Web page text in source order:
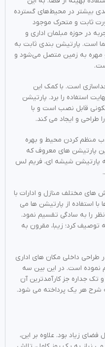
بیشتر در محیط‌‌های گسترده
ثابت و متحرک موجود
با ۲۸ سال تجربه در حوزه مبلمان اداری و
است. پارتیشن بندی ثابت به
به زمین متصل ‌‌می‌شود و
است. با کمک این
استفاده را برد. پارتیشن
قابل نصب است و با
طراحی و ایجاد می کند.
منظم کردن محیط و بهره
پارتیشن های معروف که
پارتیشن شیشه ای، فریم لس
مختلف منازل و ادارات با
با استفاده از پارتیشن ها می
را به سادگی تقسیم نمود.
توصیف کرد؛ زیبا، مقرون به
طراحی داخلی مکان های اداری
نموده است. در این بین سه
جداره جز کارآمدترین آن
شرح هر یک پرداخته می شود.
زیاد بود. علاوه بر این،